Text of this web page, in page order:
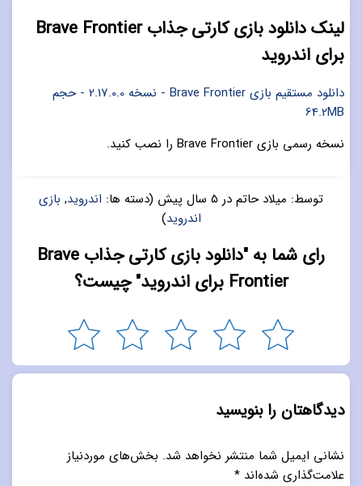
لینک دانلود بازی کارتی جذاب Brave Frontier
برای اندروید
دانلود مستقیم بازی Brave Frontier - نسخه 2.17.0.0 - حجم
64.2MB
نسخه رسمی بازی Brave Frontier را نصب کنید.
توسط: میلاد حاتم در 5 سال پیش (دسته ها: اندروید, بازی
اندروید)
رای شما به "دانلود بازی کارتی جذاب Brave
Frontier برای اندروید" چیست؟
دیدگاهتان را بنویسید
نشانی ایمیل شما منتشر نخواهد شد. بخش‌های موردنیاز
علامت‌گذاری شده‌اند *